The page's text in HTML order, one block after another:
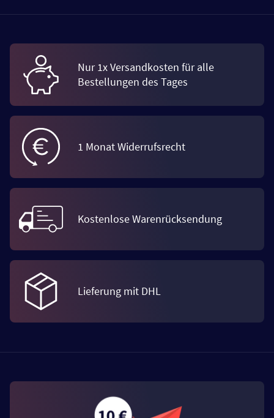
Nur 1x Versandkosten für alle
Bestellungen des Tages
1 Monat Widerrufsrecht
Kostenlose Warenrücksendung
Lieferung mit DHL